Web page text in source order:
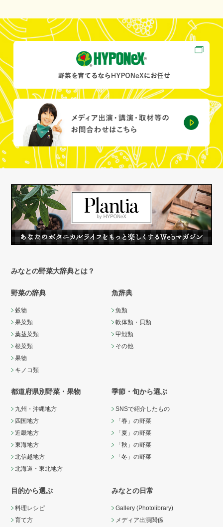
みなとの野菜大辞典とは？
野菜の辞典
穀物
果菜類
葉茎菜類
根菜類
果物
キノコ類
魚辞典
魚類
軟体類・貝類
甲殻類
その他
都道府県別野菜・果物
九州・沖縄地方
四国地方
近畿地方
東海地方
北信越地方
北海道・東北地方
季節・旬から選ぶ
SNSで紹介したもの
「春」の野菜
「夏」の野菜
「秋」の野菜
「冬」の野菜
目的から選ぶ
料理レシピ
育て方
みなとの日常
Gallery (Photolibrary)
メディア出演関係